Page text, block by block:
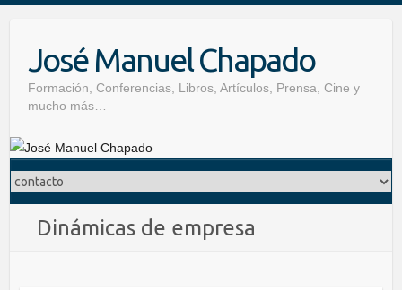
José Manuel Chapado
Formación, Conferencias, Libros, Artículos, Prensa, Cine y
mucho más…
Dinámicas de empresa